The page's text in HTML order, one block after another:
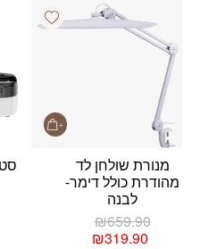
wishlist
מנורת שולחן לד
מהודרת כולל דימר-
לבנה
₪659.90 המחיר
המקורי₪319.90